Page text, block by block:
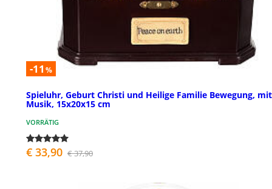
-11 %
Spieluhr, Geburt Christi und Heilige Familie Bewegung, mit
Musik, 15x20x15 cm
VORRÄTIG
€ 33,90 € 37,90